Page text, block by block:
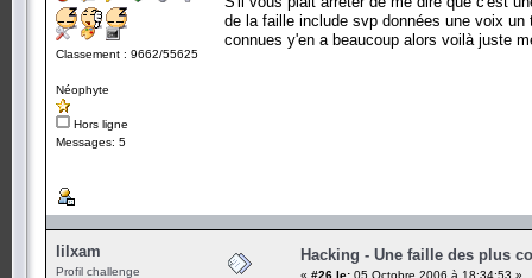
Classement : 9662/55625
Néophyte
Hors ligne
Messages: 5
de la faille include svp données une voix
connues y'en a beaucoup alors voilà juste
lilxam
Profil challenge
Hacking - Une faille des plus
« #26 le: 05 Octobre 2006 à 18:34:53 »